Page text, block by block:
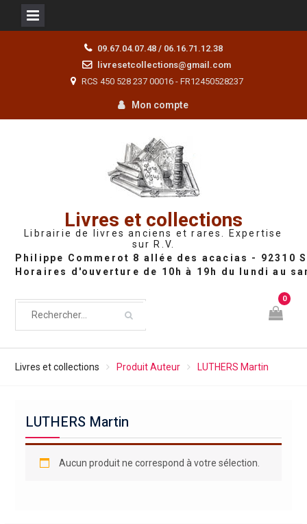
09.67.04.07.48 / 06.16.71.12.38
livresetcollections@gmail.com
RCS 450 528 237 00016 - FR12450528237
Mon compte
Livres et collections
Librairie de livres anciens et rares. Expertise
sur R.V.
0
Livres et collections Produit Auteur LUTHERS Martin
LUTHERS Martin
Aucun produit ne correspond à votre sélection.